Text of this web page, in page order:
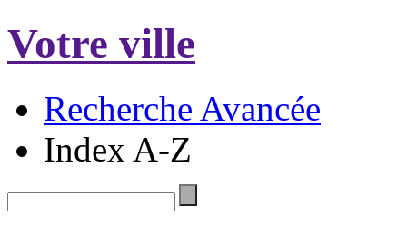
Votre ville
Recherche Avancée
Index A-Z